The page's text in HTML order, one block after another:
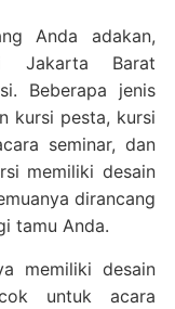
Anda adakan,
Jakarta Barat
Beberapa jenis
kursi pesta, kursi
seminar, dan
memiliki desain
dirancang
tamu Anda.
memiliki desain
untuk acara